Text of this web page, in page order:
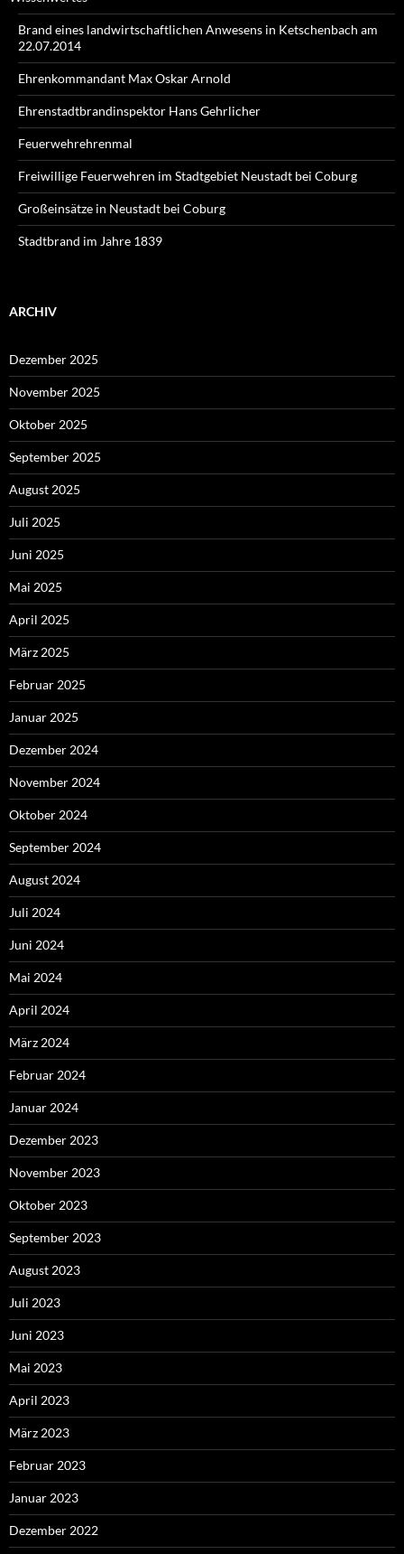
Brand eines landwirtschaftlichen Anwesens in Ketschenbach am
22.07.2014
Ehrenkommandant Max Oskar Arnold
Ehrenstadtbrandinspektor Hans Gehrlicher
Feuerwehrehrenmal
Freiwillige Feuerwehren im Stadtgebiet Neustadt bei Coburg
Großeinsätze in Neustadt bei Coburg
Stadtbrand im Jahre 1839
ARCHIV
Dezember 2025
November 2025
Oktober 2025
September 2025
August 2025
Juli 2025
Juni 2025
Mai 2025
April 2025
März 2025
Februar 2025
Januar 2025
Dezember 2024
November 2024
Oktober 2024
September 2024
August 2024
Juli 2024
Juni 2024
Mai 2024
April 2024
März 2024
Februar 2024
Januar 2024
Dezember 2023
November 2023
Oktober 2023
September 2023
August 2023
Juli 2023
Juni 2023
Mai 2023
April 2023
März 2023
Februar 2023
Januar 2023
Dezember 2022